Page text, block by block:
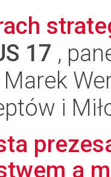
17 ,
i
a